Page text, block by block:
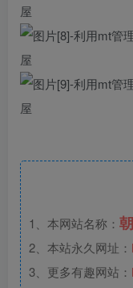
1、本网站名称：
2、本站永久网址：
3、更多有趣网站：